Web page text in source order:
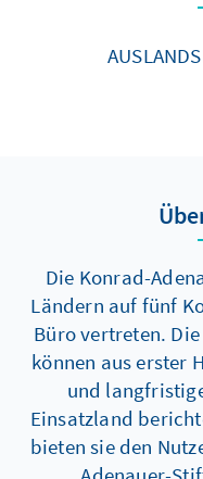
Die Konrad-
Ländern auf fünf
Büro vertreten.
können aus erster
und
Einsatzland
bieten sie den